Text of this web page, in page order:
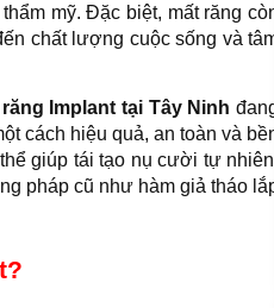
mỹ. Đặc biệt, mất răng
chất lượng cuộc sống và
Implant tại Tây Ninh
cách hiệu quả, an toàn và
giúp tái tạo nụ cười tự
pháp cũ như hàm giả tháo